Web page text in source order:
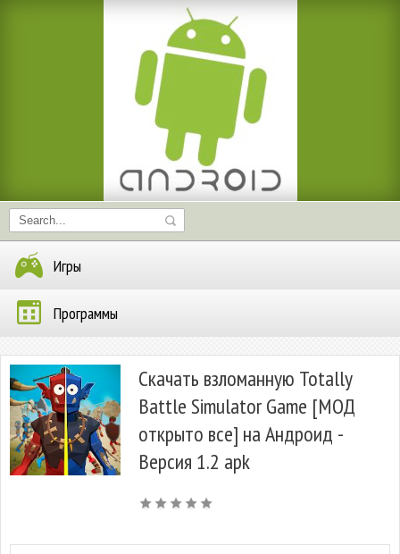
Игры
Программы
Скачать взломанную Totally
Battle Simulator Game [МОД
открыто все] на Андроид -
Версия 1.2 apk